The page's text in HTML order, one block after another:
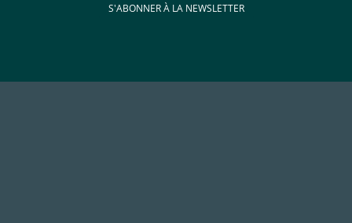
S'ABONNER À LA NEWSLETTER